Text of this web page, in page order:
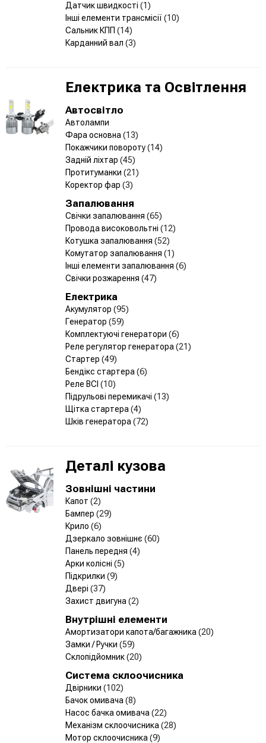
Датчик швидкості (1)
Інші елементи трансмісії (10)
Сальник КПП (14)
Карданний вал (3)
Електрика та Освітлення
Автосвітло
Автолампи
Фара основна (13)
Покажчики повороту(14)
Задній ліхтар (45)
Протитуманки (21)
Коректор фар (3)
Запалювання
Свічки запалювання (65)
Провода високовольтні (12)
Котушка запалювання (52)
Комутатор запалювання (1)
Інші елементи запалювання (6)
Свічки розжарення (47)
Електрика
Акумулятор (95)
Генератор (59)
Комплектуючі генератори (6)
Реле регулятор генератора (21)
Стартер (49)
Бендікс стартера (6)
Реле ВСІ (10)
Підрульові перемикачі (13)
Щітка стартера (4)
Шків генератора (72)
Деталі кузова
Зовнішні частини
Капот (2)
Бампер (29)
Крило (6)
Дзеркало зовнішнє (60)
Панель передня (4)
Арки колісні (5)
Підкрилки (9)
Двері (37)
Захист двигуна (2)
Внутрішні елементи
Амортизатори капота/багажника (20)
Замки / Ручки (59)
Склопідйомник(20)
Система склоочисника
Двірники (102)
Бачок омивача (8)
Насос бачка омивача (22)
Механізм склоочисника (28)
Мотор склоочисника (9)